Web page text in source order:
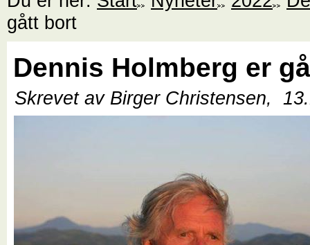
gått bort
Dennis Holmberg er
Skrevet av Birger Christensen,